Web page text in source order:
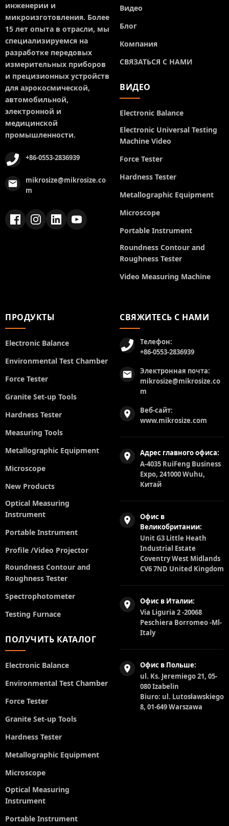
инженерии и
микроизготовления. Более
15 лет опыта в отрасли, мы
специализируемся на
разработке передовых
измерительных приборов
и прецизионных устройств
для аэрокосмической,
автомобильной,
электронной и
медицинской
промышленности.
+86-0553-2836939
mikrosize@mikrosize.co
m
Видео
Блог
Компания
СВЯЗАТЬСЯ С НАМИ
ВИДЕО
Electronic Balance
Electronic Universal Testing
Machine Video
Force Tester
Hardness Tester
Metallographic Equipment
Microscope
Portable Instrument
Roundness Contour and
Roughness Tester
Video Measuring Machine
ПРОДУКТЫ
Electronic Balance
Environmental Test Chamber
Force Tester
Granite Set-up Tools
Hardness Tester
Measuring Tools
Metallographic Equipment
Microscope
New Products
Optical Measuring
Instrument
Portable Instrument
Profile /Video Projector
Roundness Contour and
Roughness Tester
Spectrophotometer
Testing Furnace
ПОЛУЧИТЬ КАТАЛОГ
Electronic Balance
Environmental Test Chamber
Force Tester
Granite Set-up Tools
Hardness Tester
Metallographic Equipment
Microscope
Optical Measuring
Instrument
Portable Instrument
СВЯЖИТЕСЬ С НАМИ
Телефон:
+86-0553-2836939
Электронная почта:
mikrosize@mikrosize.co
m
Веб-сайт:
www.mikrosize.com
Адрес главного офиса:
A-4035 RuiFeng Business
Expo, 241000 Wuhu,
Китай
Офис в
Великобритании:
Unit G3 Little Heath
Industrial Estate
Coventry West Midlands
CV6 7ND United Kingdom
Офис в Италии:
Via Liguria 2 -20068
Peschiera Borromeo -Ml-
Italy
Офис в Польше:
ul. Ks. Jeremiego 21, 05-
080 Izabelin
Biuro: ul. Lutosławskiego
8, 01-649 Warszawa